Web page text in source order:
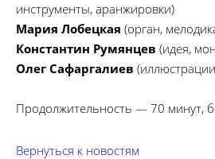
инструменты, аранжировки)
Мария Лобецкая (орган,
Константин Румянцев (идея,
Олег Сафаргалиев
Продолжительность — 70 минут,
Вернуться к новостям